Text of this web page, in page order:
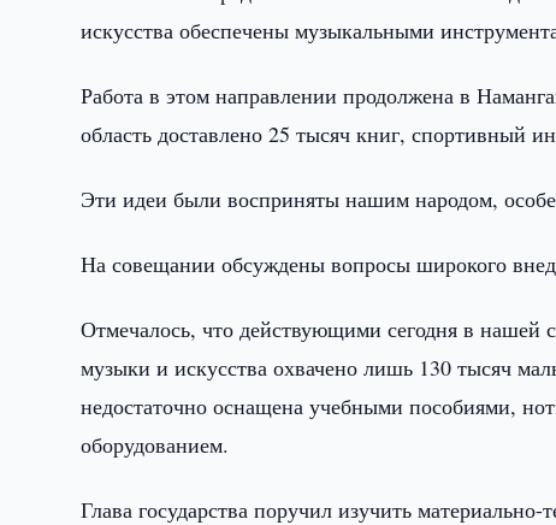
искусства обеспечены музыкальными
Работа в этом направлении продолжена в
область доставлено 25 тысяч книг, спортивный
Эти идеи были восприняты нашим народом,
На совещании обсуждены вопросы широкого
Отмечалось, что действующими сегодня в нашей
музыки и искусства охвачено лишь 130 тысяч
недостаточно оснащена учебными пособиями,
оборудованием.
Глава государства поручил изучить